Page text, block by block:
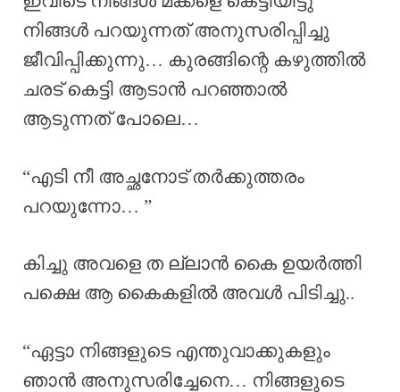
നിങ്ങൾ പറയുന്നത് അനുസരിപ്പിച്ചു
ജീവിപ്പിക്കുന്നു… കുരങ്ങിന്റെ കഴുത്തിൽ
ചരട് കെട്ടി ആടാൻ പറഞ്ഞാൽ
ആടുന്നത് പോലെ…
“എടി നീ അച്ഛനോട് തർക്കുത്തരം
പറയുന്നോ… ”
കിച്ചു അവളെ ത ല്ലാൻ കൈ ഉയർത്തി
പക്ഷെ ആ കൈകളിൽ അവൾ പിടിച്ചു..
“ഏട്ടാ നിങ്ങളുടെ എന്തുവാക്കുകളും
ഞാൻ അനുസരിച്ചേനെ… നിങ്ങളുടെ